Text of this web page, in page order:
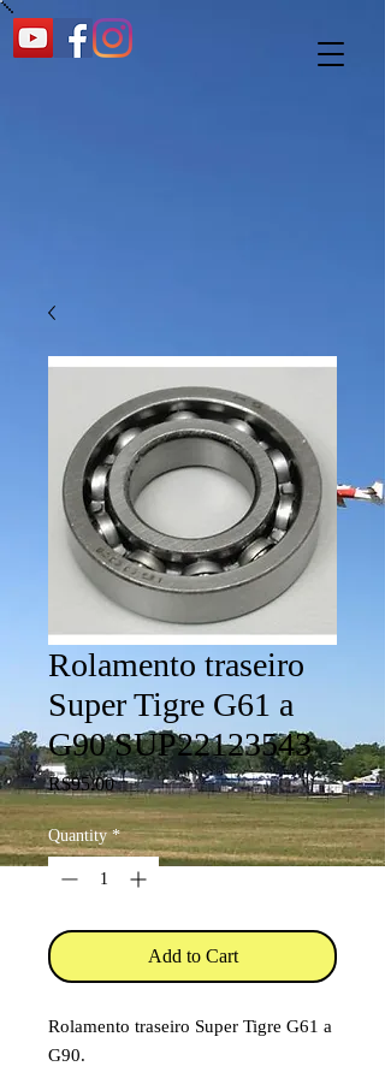
Rolamento traseiro
Super Tigre G61 a
G90 SUP22123543
R$95.00Price
Quantity *
Add to Cart
Rolamento traseiro Super Tigre G61 a
G90.